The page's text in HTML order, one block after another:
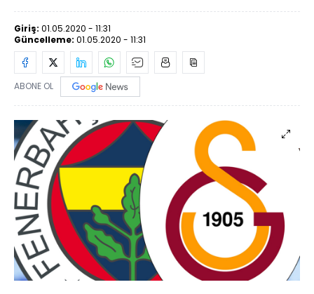
Giriş: 01.05.2020 - 11:31
Güncelleme: 01.05.2020 - 11:31
ABONE OL